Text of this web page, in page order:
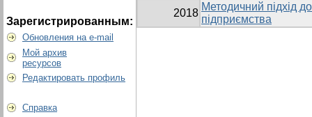
Зарегистрированным:
Обновления на e-mail
Мой архив
ресурсов
Редактировать профиль
Справка
2018
Методичний підхід
підприємства